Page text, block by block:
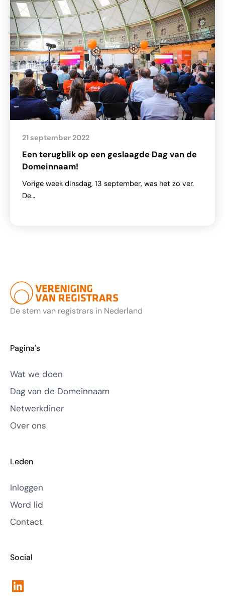
Een terugblik op een geslaagde Dag van de
Domeinnaam!
21 september 2022
Vorige week dinsdag, 13 september, was het zo ver.
De…
De stem van registrars in Nederland
Pagina's
Wat we doen
Dag van de Domeinnaam
Netwerkdiner
Over ons
Leden
Inloggen
Word lid
Contact
Social
LinkedIn